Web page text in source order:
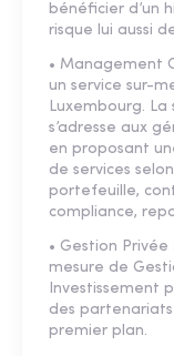
bénéficier d’un
risque lui aussi
• Management
un service sur-
Luxembourg. La
s’adresse aux
en proposant
de services
portefeuille,
compliance,
• Gestion Privée
mesure de
Investissement
des
premier plan.